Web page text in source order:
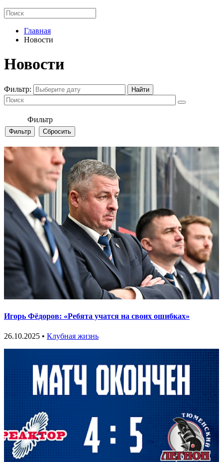
Главная
Новости
Новости
Фильтр:
Фильтр
Игорь Фёдоров: «Ребята учатся на своих ошибках»
26.10.2025 • Клубная жизнь